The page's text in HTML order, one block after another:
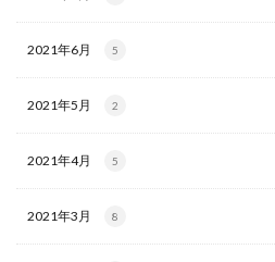
2021年6月 5
2021年5月 2
2021年4月 5
2021年3月 8